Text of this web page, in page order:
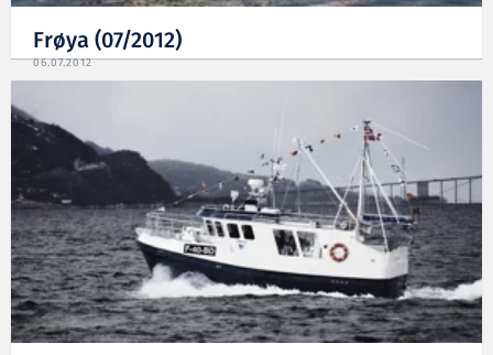
Frøya (07/2012)
06.07.2012